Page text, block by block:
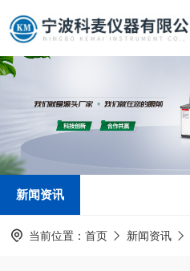
新闻资讯
当前位置： 首页 新闻资讯